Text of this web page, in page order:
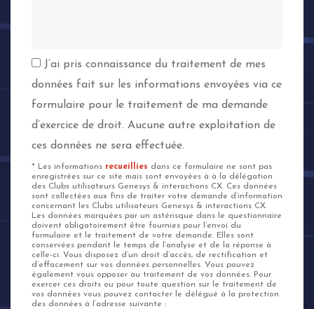
J’ai pris connaissance du traitement de mes
données fait sur les informations envoyées via ce
formulaire pour le traitement de ma demande
d’exercice de droit. Aucune autre exploitation de
ces données ne sera effectuée.
* Les informations recueillies dans ce formulaire ne sont pas
enregistrées sur ce site mais sont envoyées à à la délégation
des Clubs utilisateurs Genesys & interactions CX. Ces données
sont collectées aux fins de traiter votre demande d’information
concernant les Clubs utilisateurs Genesys & interactions CX.
Les données marquées par un astérisque dans le questionnaire
doivent obligatoirement être fournies pour l’envoi du
formulaire et le traitement de votre demande. Elles sont
conservées pendant le temps de l’analyse et de la réponse à
celle-ci. Vous disposez d’un droit d’accès, de rectification et
d’effacement sur vos données personnelles. Vous pouvez
également vous opposer au traitement de vos données. Pour
exercer ces droits ou pour toute question sur le traitement de
vos données vous pouvez contacter le délégué à la protection
des données à l’adresse suivante :